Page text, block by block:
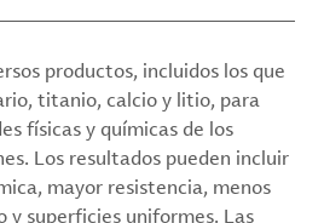
productos, incluidos los que
titanio, calcio y litio, para
físicas y químicas de los
Los resultados pueden incluir
mayor resistencia, menos
y superficies uniformes. Las